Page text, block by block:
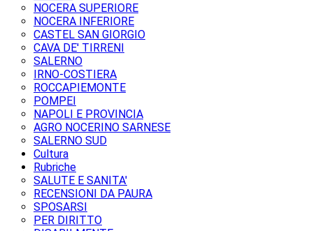
NOCERA SUPERIORE
NOCERA INFERIORE
CASTEL SAN GIORGIO
CAVA DE' TIRRENI
SALERNO
IRNO-COSTIERA
ROCCAPIEMONTE
POMPEI
NAPOLI E PROVINCIA
AGRO NOCERINO SARNESE
SALERNO SUD
Cultura
Rubriche
SALUTE E SANITA'
RECENSIONI DA PAURA
SPOSARSI
PER DIRITTO